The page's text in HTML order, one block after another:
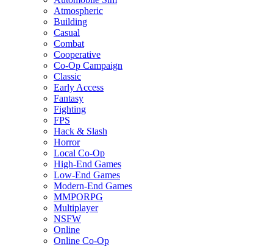
Atmospheric
Building
Casual
Combat
Cooperative
Co-Op Campaign
Classic
Early Access
Fantasy
Fighting
FPS
Hack & Slash
Horror
Local Co-Op
High-End Games
Low-End Games
Modern-End Games
MMPORPG
Multiplayer
NSFW
Online
Online Co-Op